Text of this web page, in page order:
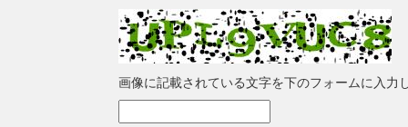
画像に記載されている文字を下のフォームに入力